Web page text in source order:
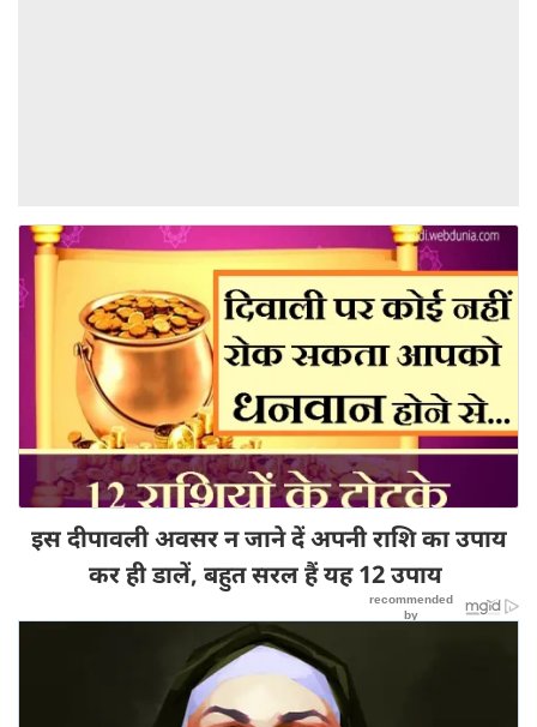
इस दीपावली अवसर न जाने दें अपनी राशि का उपाय
कर ही डालें, बहुत सरल हैं यह 12 उपाय